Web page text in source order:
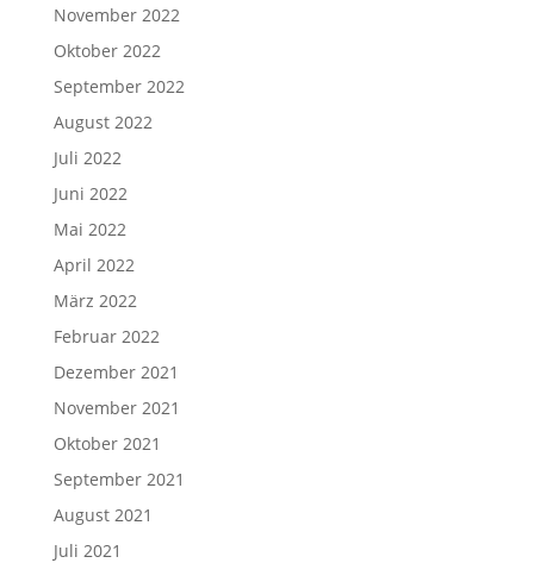
November 2022
Oktober 2022
September 2022
August 2022
Juli 2022
Juni 2022
Mai 2022
April 2022
März 2022
Februar 2022
Dezember 2021
November 2021
Oktober 2021
September 2021
August 2021
Juli 2021